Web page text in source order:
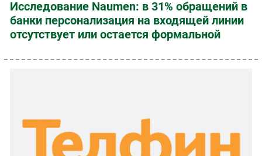
Исследование Naumen: в 31% обращений в
банки персонализация на входящей линии
отсутствует или остается формальной